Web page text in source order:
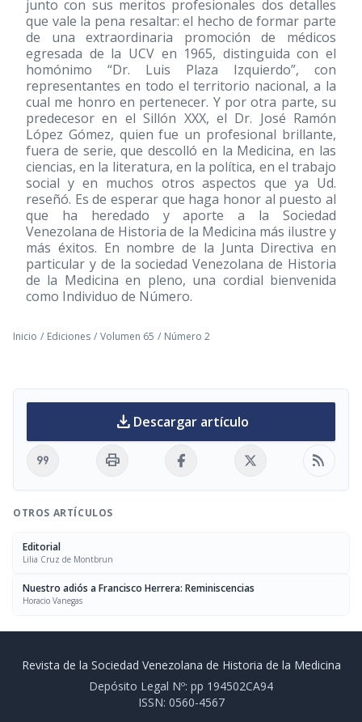
junto con sus meritos profesionales dos detalles
que vale la pena resaltar: el hecho de formar parte
de una extraordinaria promoción de médicos
egresada de la UCV en 1965, distinguida con el
homónimo “Dr. Luis Plaza Izquierdo”, con
representantes en todo el territorio nacional, a la
cual me honro en pertenecer. Y por otra parte, su
predecesor en el Sillón XXX, el Dr. José Ramón
López Gómez, quien fue un profesional brillante,
fuera de serie, que descolló en la Medicina, en las
ciencias, en la literatura, en la política, en el trabajo
social y en muchos otros aspectos que ya Ud.
reseñó. Es de esperar que haga honor al puesto al
que ha heredado y aporte a la Sociedad
Venezolana de Historia de la Medicina más ilustre y
más éxitos. En nombre de la Junta Directiva en
particular y de la sociedad Venezolana de Historia
de la Medicina en pleno, una cordial bienvenida
como Individuo de Número.
Inicio / Ediciones / Volumen 65 / Número 2
download Descargar artículo
format_quote print rss_feed
OTROS ARTÍCULOS
Editorial
Lilia Cruz de Montbrun
Nuestro adiós a Francisco Herrera: Reminiscencias
Horacio Vanegas
Revista de la Sociedad Venezolana de Historia de la Medicina
Depósito Legal Nº: pp 194502CA94
ISSN: 0560-4567